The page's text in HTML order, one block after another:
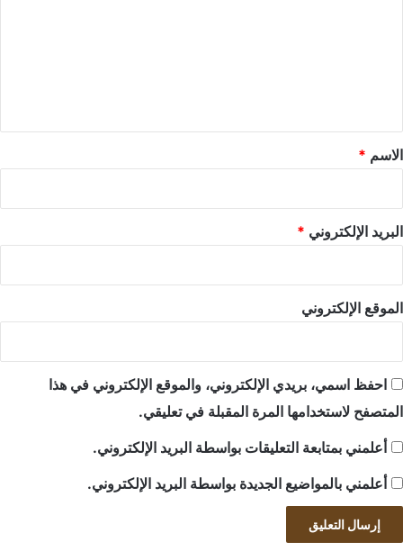
*
الاسم *
البريد الإلكتروني *
الموقع الإلكتروني
احفظ اسمي، بريدي الإلكتروني، والموقع الإلكتروني في هذا
المتصفح لاستخدامها المرة المقبلة في تعليقي.
أعلمني بمتابعة التعليقات بواسطة البريد الإلكتروني.
أعلمني بالمواضيع الجديدة بواسطة البريد الإلكتروني.